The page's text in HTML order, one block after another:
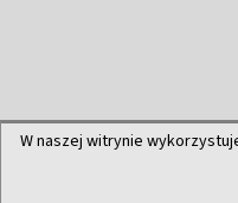
W naszej witrynie